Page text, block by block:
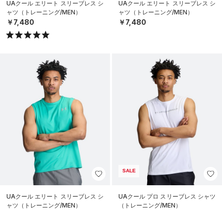
UAクール エリート スリーブレス シ
ャツ（トレーニング/MEN）
￥7,480
UAクール エリート スリーブレス シ
ャツ（トレーニング/MEN）
￥7,480
UAクール エリート スリーブレス シ
ャツ（トレーニング/MEN）
SALE
UAクール プロ スリーブレス シャツ
（トレーニング/MEN）